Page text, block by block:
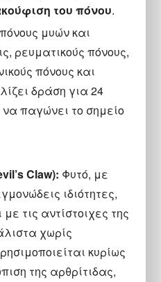
του πόνου.
μυών και
ρευματικούς πόνους,
πόνους και
δράση για 24
παγώνει το σημείο
Claw): Φυτό, με
ιδιότητες,
τις αντίστοιχες της
χωρίς
κυρίως
της αρθρίτιδας,